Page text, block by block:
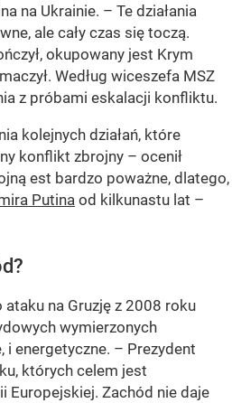
na Ukrainie. – Te działania
ale cały czas się toczą.
okupowany jest Krym
Według wiceszefa MSZ
z próbami eskalacji konfliktu.
kolejnych działań, które
konflikt zbrojny – ocenił
est bardzo poważne, dlatego,
Putina od kilkunastu lat –
na Gruzję z 2008 roku
wymierzonych
energetyczne. – Prezydent
których celem jest
Europejskiej. Zachód nie daje